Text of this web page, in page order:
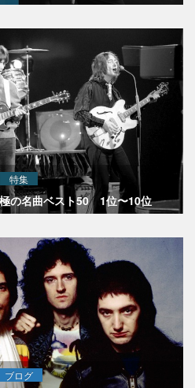
特集
の名曲ベスト50 1位〜10位
ブログ